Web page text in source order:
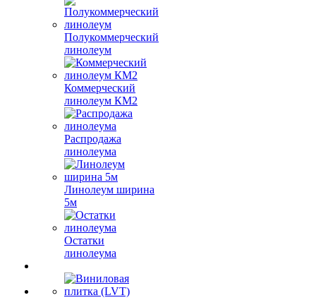
Полукоммерческий
линолеум
Коммерческий
линолеум КМ2
Распродажа
линолеума
Линолеум ширина
5м
Остатки
линолеума